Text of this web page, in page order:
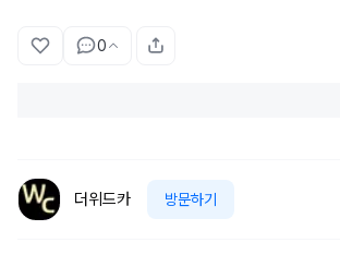
0
더위드카 방문하기